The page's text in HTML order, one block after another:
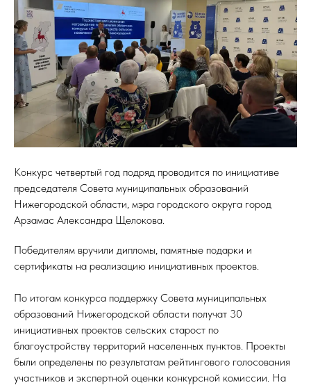
Конкурс четвертый год подряд проводится по инициативе
председателя Совета муниципальных образований
Нижегородской области, мэра городского округа город
Арзамас Александра Щелокова.
Победителям вручили дипломы, памятные подарки и
сертификаты на реализацию инициативных проектов.
По итогам конкурса поддержку Совета муниципальных
образований Нижегородской области получат 30
инициативных проектов сельских старост по
благоустройству территорий населенных пунктов. Проекты
были определены по результатам рейтингового голосования
участников и экспертной оценки конкурсной комиссии. На